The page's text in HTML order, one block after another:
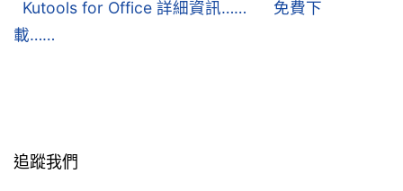
Kutools for Office 詳細資訊……
免費下
載……
追蹤我們